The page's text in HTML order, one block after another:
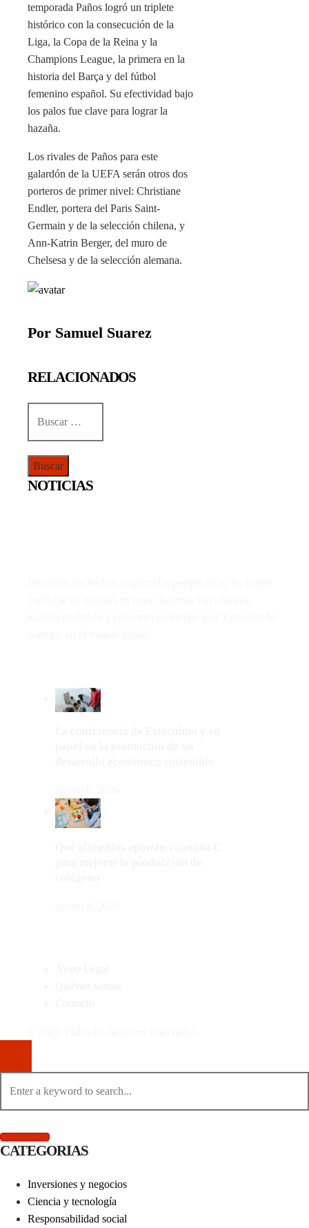
temporada Paños logró un triplete
histórico con la consecución de la
Liga, la Copa de la Reina y la
Champions League, la primera en la
historia del Barça y del fútbol
femenino español. Su efectividad bajo
los palos fue clave para lograr la
hazaña.
Los rivales de Paños para este
galardón de la UEFA serán otros dos
porteros de primer nivel: Christiane
Endler, portera del Paris Saint-
Germain y de la selección chilena, y
Ann-Katrin Berger, del muro de
Chelsesa y de la selección alemana.
Por Samuel Suarez
RELACIONADOS
NOTICIAS
CATEGORIAS
Inversiones y negocios
Ciencia y tecnología
Responsabilidad social